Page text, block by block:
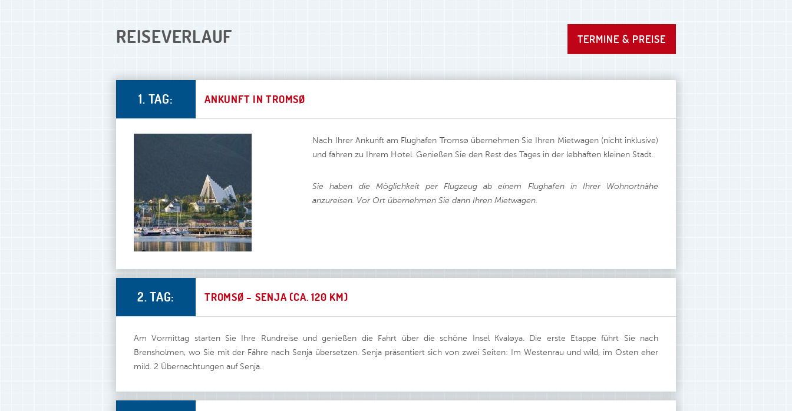
REISEVERLAUF TERMINE & PREISE
1. TAG: ANKUNFT IN TROMSØ
Nach Ihrer Ankunft am Flughafen Tromsø übernehmen Sie Ihren Mietwagen (nicht inklusive)
und fahren zu Ihrem Hotel. Genießen Sie den Rest des Tages in der lebhaften kleinen Stadt.
Sie haben die Möglichkeit per Flugzeug ab einem Flughafen in Ihrer Wohnortnähe
anzureisen. Vor Ort übernehmen Sie dann Ihren Mietwagen.
2. TAG: TROMSØ – SENJA (CA. 120 KM)
Am Vormittag starten Sie Ihre Rundreise und genießen die Fahrt über die schöne Insel Kvaløya. Die erste Etappe führt Sie nach
Brensholmen, wo Sie mit der Fähre nach Senja übersetzen. Senja präsentiert sich von zwei Seiten: Im Westenrau und wild, im Osten eher
mild. 2 Übernachtungen auf Senja.